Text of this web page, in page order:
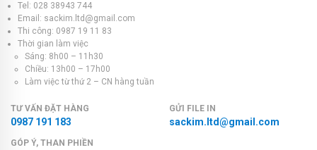
Tel: 028 38943 744
Email: sackim.ltd@gmail.com
Thi công: 0987 19 11 83
Thời gian làm việc
Sáng: 8h00 – 11h30
Chiều: 13h00 – 17h00
Làm việc từ thứ 2 – CN hàng tuần
TƯ VẤN ĐẶT HÀNG
0987 191 183
GỬI FILE IN
sackim.ltd@gmail.com
GÓP Ý, THAN PHIỀN